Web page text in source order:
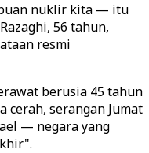
nuklir kita — itu
56 tahun,
resmi
berusia 45 tahun
cerah, serangan Jumat
— negara yang